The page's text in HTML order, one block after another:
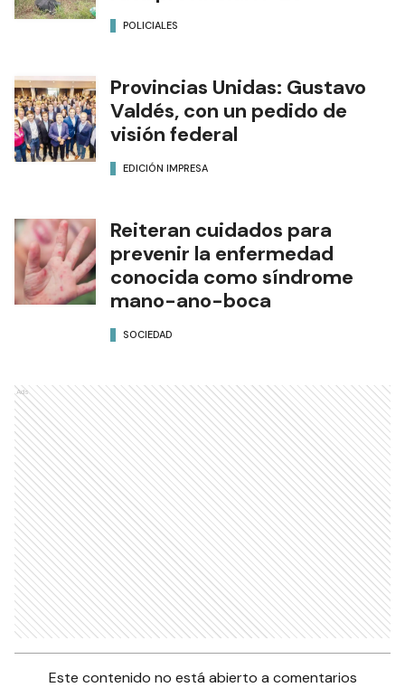
POLICIALES
Provincias Unidas: Gustavo
Valdés, con un pedido de
visión federal
EDICIÓN IMPRESA
Reiteran cuidados para
prevenir la enfermedad
conocida como síndrome
mano-ano-boca
SOCIEDAD
Ads
Este contenido no está abierto a comentarios